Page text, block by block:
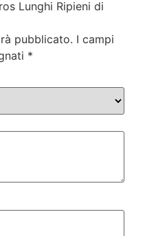
Lunghi Ripieni di
pubblicato. I campi
*